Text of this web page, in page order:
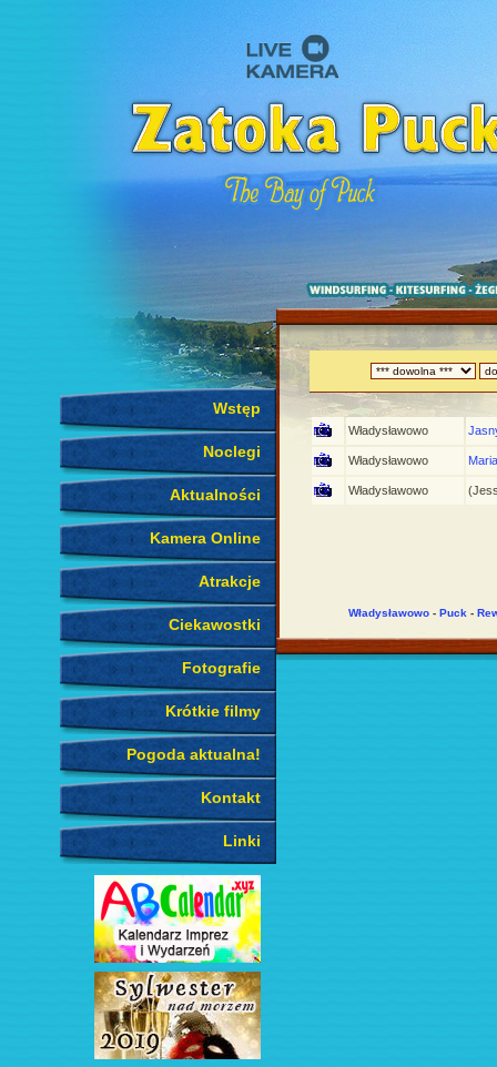
Wstęp
Noclegi
Aktualności
Kamera Online
Atrakcje
Ciekawostki
Fotografie
Krótkie filmy
Pogoda aktualna!
Kontakt
Linki
Władysławowo
Władysławowo
Władysławowo
Władysławowo - Puck -